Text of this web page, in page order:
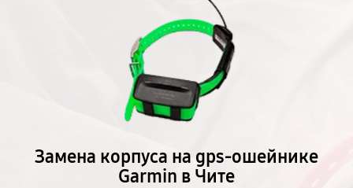
Замена корпуса на gps-ошейнике
Garmin в Чите